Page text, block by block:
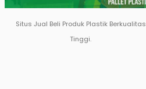
Situs Jual Beli Produk Plastik Berkualitas
Tinggi.